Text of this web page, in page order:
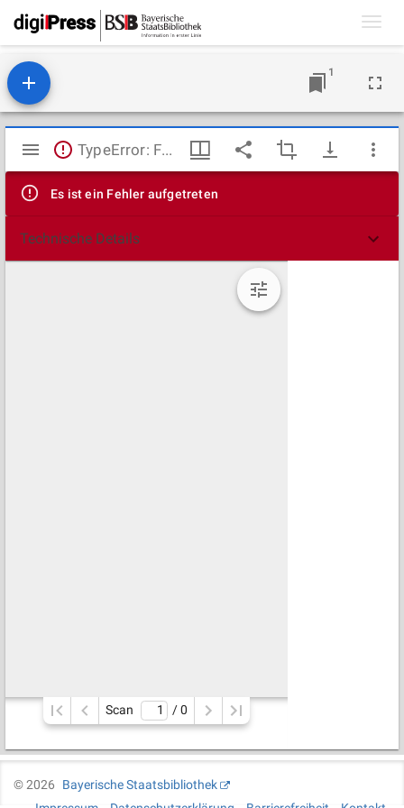
1
Mirador
Viewer
TypeError: Failed to fetch
Es ist ein Fehler aufgetreten
Technische Details
Scan / 0
©2026
Bayerische Staatsbibliothek